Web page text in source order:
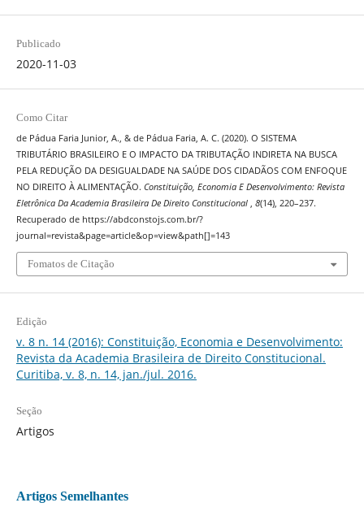
Publicado
2020-11-03
Como Citar
de Pádua Faria Junior, A., & de Pádua Faria, A. C. (2020). O SISTEMA
TRIBUTÁRIO BRASILEIRO E O IMPACTO DA TRIBUTAÇÃO INDIRETA NA BUSCA
PELA REDUÇÃO DA DESIGUALDADE NA SAÚDE DOS CIDADÃOS COM ENFOQUE
NO DIREITO À ALIMENTAÇÃO. Constituição, Economia E Desenvolvimento: Revista
Eletrônica Da Academia Brasileira De Direito Constitucional
8(14), 220–237.
Recuperado de https://abdconstojs.com.br/?
journal=revista&page=article&op=view&path[]=143
Fomatos de Citação
Edição
v. 8 n. 14 (2016): Constituição, Economia e Desenvolvimento:
Revista da Academia Brasileira de Direito Constitucional.
Curitiba, v. 8, n. 14, jan./jul. 2016.
Seção
Artigos
Artigos Semelhantes